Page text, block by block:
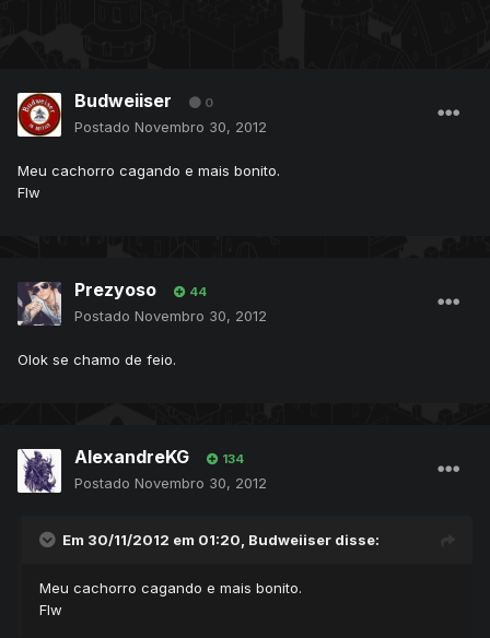
Budweiiser 0
Postado Novembro 30, 2012
Meu cachorro cagando e mais bonito.
Flw
Prezyoso 44
Postado Novembro 30, 2012
Olok se chamo de feio.
AlexandreKG 134
Postado Novembro 30, 2012
Em 30/11/2012 em 01:20, Budweiiser disse:
Meu cachorro cagando e mais bonito.
Flw